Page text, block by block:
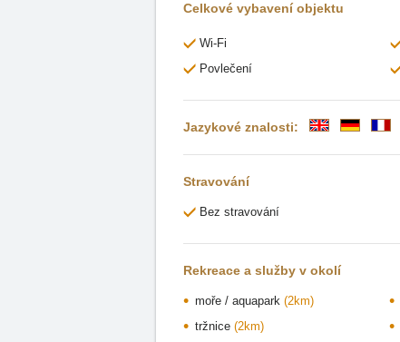
Celkové vybavení objektu
Wi-Fi
Povlečení
Jazykové znalosti:
Stravování
Bez stravování
Rekreace a služby v okolí
moře / aquapark (2km)
tržnice (2km)